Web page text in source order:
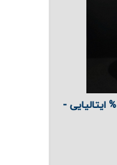
نارنجی قرمز طبیعی اناتو 1%_14% ایتالیایی -